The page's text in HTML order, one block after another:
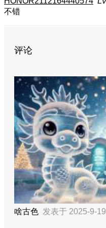
不错
评论
啥古色 发表于 2025-9-